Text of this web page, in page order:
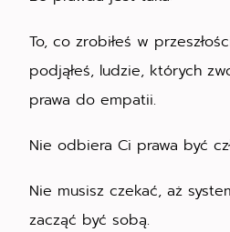
To, co zrobiłeś w
podjąłeś, ludzie, których
prawa do empatii.
Nie odbiera Ci prawa być
Nie musisz czekać, aż
zacząć być sobą.